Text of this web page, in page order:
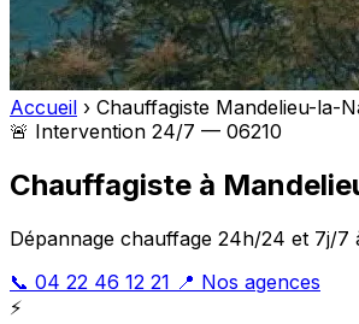
Accueil › Chauffagiste Mandelieu-la-
🚨 Intervention 24/7 — 06210
Chauffagiste à
Dépannage chauffage 24h/24 et 7j/7
📞 04 22 46 12 21 📍 Nos agences
⚡